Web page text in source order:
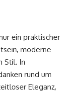
ein praktischer
moderne
Stil. In
rund um
Eleganz,